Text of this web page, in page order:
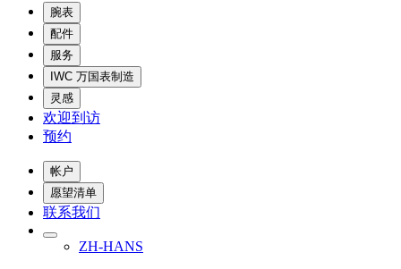
腕表
配件
服务
IWC 万国表制造
灵感
欢迎到访
预约
帐户
愿望清单
联系我们
ZH-HANS